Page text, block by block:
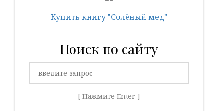
Купить книгу "Солёный мед"
Поиск по сайту
[ Нажмите Enter ]